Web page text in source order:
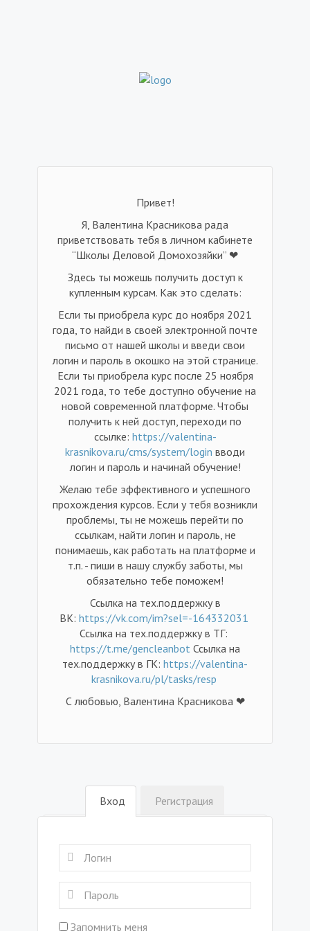
Привет!
Я, Валентина Красникова рада
приветствовать тебя в личном кабинете
“Школы Деловой Домохозяйки” ❤
Здесь ты можешь получить доступ к
купленным курсам. Как это сделать:
Если ты приобрела курс до ноября 2021
года, то найди в своей электронной почте
письмо от нашей школы и введи свои
логин и пароль в окошко на этой странице.
Если ты приобрела курс после 25 ноября
2021 года, то тебе доступно обучение на
новой современной платформе. Чтобы
получить к ней доступ, переходи по
ссылке: https://valentina-
krasnikova.ru/cms/system/login вводи
логин и пароль и начинай обучение!
Желаю тебе эффективного и успешного
прохождения курсов. Если у тебя возникли
проблемы, ты не можешь перейти по
ссылкам, найти логин и пароль, не
понимаешь, как работать на платформе и
т.п. - пиши в нашу службу заботы, мы
обязательно тебе поможем!
Ссылка на тех.поддержку в
ВК: https://vk.com/im?sel=-164332031
Ссылка на тех.поддержку в ТГ:
https://t.me/gencleanbot Ссылка на
тех.поддержку в ГК: https://valentina-
krasnikova.ru/pl/tasks/resp
С любовью, Валентина Красникова ❤
Вход Регистрация
Запомнить меня